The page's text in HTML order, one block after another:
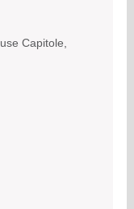
Capitole,